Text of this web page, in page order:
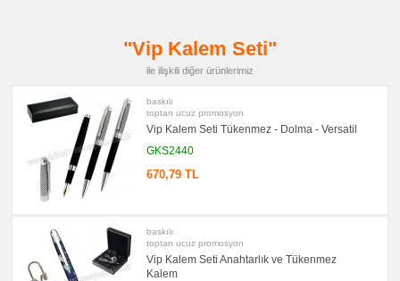
"Vip Kalem Seti"
ile ilişkili diğer ürünlerimiz
baskılı
toptan ucuz promosyon
Vip Kalem Seti Tükenmez - Dolma - Versatil
GKS2440
670,79 TL
baskılı
toptan ucuz promosyon
Vip Kalem Seti Anahtarlık ve Tükenmez
Kalem
Kartvizitlik
promosyon
Radyo
promosyon
Takvim
Bloknot
Altlığı
&
Para
Tabağı